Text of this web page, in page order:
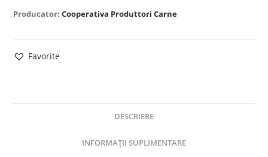
Producator:Cooperativa Produttori Carne
Favorite
DESCRIERE
INFORMAȚII SUPLIMENTARE